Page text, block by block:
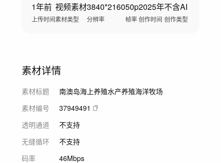
1年前
上传时间
视频素材
素材类型
3840*2160
分辨率
50p
帧率
2025年
创作时间
不含AI
创作类型
素材详情
素材标题
南澳岛海上养殖水产养殖海洋牧场
素材编号
37949491
透明通道
不支持
无缝循环
不支持
码率
46Mbps